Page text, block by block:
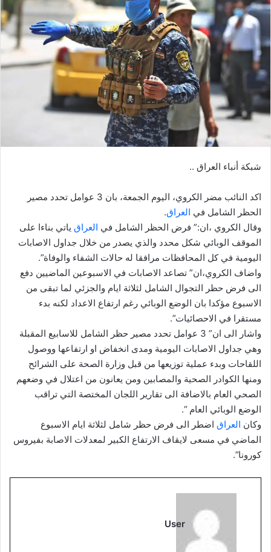
شبكة أنباء العراق ..
اكد النائب مضر الكروي، اليوم الجمعة، بان 3 عوامل تحدد مصير
الحظر الشامل في العراق.
وقال الكروي ،ان:” فرض الحظر الشامل في العراق ياتي بناءا على
الموقف الوبائي شكل محدد والذي يصدر من خلال جداول الاصابات
اليومية في كل المحافظات مرافقا له حالات الشفاء والوفاة”.
واضاف الكروي،ان” تصاعد الاصابات في الاسبوعين الماضيين دفع
الى فرض حظر التجوال الشامل لثلاثة ايام والجزئي لما تبقى من
الاسبوع مؤكدا بان الوضع الوبائي رغم ارتفاع الاعداد لكنه بدء
مستقرا في الاحصائيات”.
واشار الى ان” 3 عوامل تحدد مصير حظر الشامل للاسابيع المقبلة
وهي جداول الاصابات اليومية ومدى انخفاض او ارتفاعها ووصول
اللقاحات وبدء عملية توزيعها من قبل وزارة الصحة على الشرائح
ومنها الكوادر الصحية والمصابين ومن يعانون من اعتلال في وضعهم
الصحي العام بالاضافة الى تقارير اللجان المختصة التي تراقب
الوضع الوبائي العام “.
وكان العراق اضطر الى فرض حظر شامل لثلاثة ايام الاسبوع
الماضي في مسعى لايقاف الارتفاع الكبير لمعدلات الاصابة بفيروس
كورونا”.
User